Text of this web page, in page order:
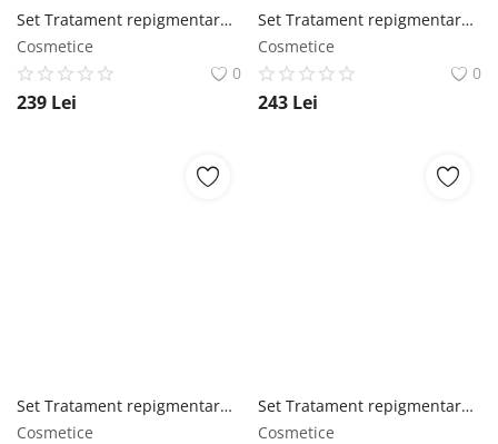
Set Tratament repigmentare, Ultra, Positiv'Hair si Sampon BIO anti-matreata, Shampooing antipelliculaire, Phytema 150ml + 250ml Phytema
Cosmetice
0
239 Lei
Set Tratament repigmentare pentru par alb sau grizonat, Ultra, Positiv'Hair si Sampon anti-cadere par Bio Shampooing Antichute, Phytema 150ml + 250ml Phytema
Cosmetice
0
243 Lei
Set Tratament repigmentare pentru par alb sau grizonat, Ultra+, Positiv'Hair si Sampon anti-cadere par Shampooing Antichute, Phytema 150ml + 250ml Phytema
Cosmetice
Set Tratament repigmentare pentru par alb sau grizonat, Ultra+, Positiv'Hair si Sampon BIO anti-matreata, Shampooing antipelliculaire, Phytema 150ml + 250ml Phytema
Cosmetice